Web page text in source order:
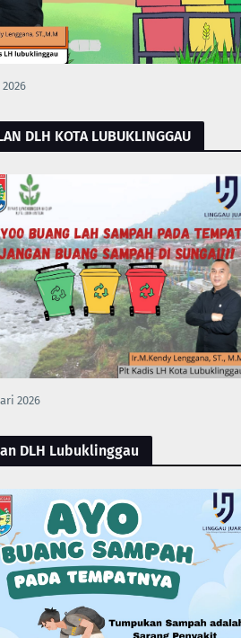
DLH KOTA LUBUKLINGGAU
2026
DLH Lubuklinggau